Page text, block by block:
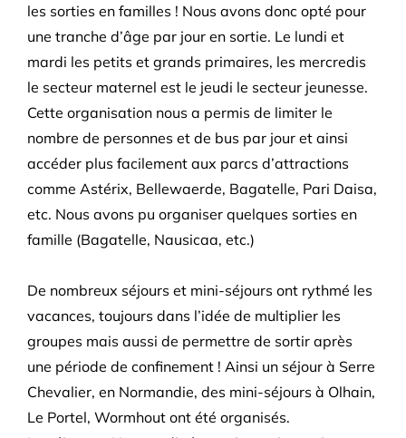
les sorties en familles ! Nous avons donc opté pour
une tranche d’âge par jour en sortie. Le lundi et
mardi les petits et grands primaires, les mercredis
le secteur maternel est le jeudi le secteur jeunesse.
Cette organisation nous a permis de limiter le
nombre de personnes et de bus par jour et ainsi
accéder plus facilement aux parcs d’attractions
comme Astérix, Bellewaerde, Bagatelle, Pari Daisa,
etc. Nous avons pu organiser quelques sorties en
famille (Bagatelle, Nausicaa, etc.)
De nombreux séjours et mini-séjours ont rythmé les
vacances, toujours dans l’idée de multiplier les
groupes mais aussi de permettre de sortir après
une période de confinement ! Ainsi un séjour à Serre
Chevalier, en Normandie, des mini-séjours à Olhain,
Le Portel, Wormhout ont été organisés.